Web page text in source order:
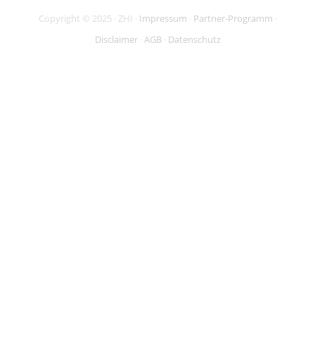
Copyright © 2025 · ZHI · Impressum · Partner-Programm ·
Disclaimer· AGB· Datenschutz